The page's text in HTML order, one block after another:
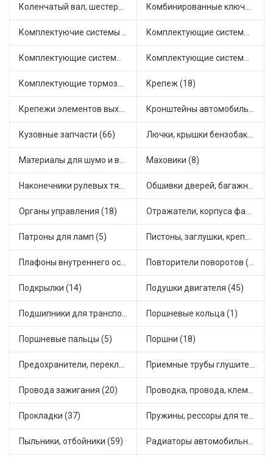
Коленчатый вал, шестерни коленчатого вала (3) Комбинированные ключи (1)
Комплектуючие системы стеклоочистителя (12) Комплектующие системы выпуска отработавших газов (25)
Комплектующие системы отопления (39) Комплектующие системы питания (27)
Комплектующие тормозной системы (16) Крепеж (18)
Крепежи элементов выхлопной системы (7) Кронштейны автомобильные (13)
Кузовные запчасти (66) Лючки, крышки бензобака (3)
Материалы для шумо и виброизоляции (1) Маховики (8)
Наконечники рулевых тяг (36) Обшивки дверей, багажника, потолков, накладки салона (6)
Органы управления (18) Отражатели, корпуса фар и фонарей (3)
Патроны для ламп (5) Пистоны, заглушки, крепежные элементы (9)
Плафоны внутреннего освещения (1) Повторители поворотов (14)
Подкрылки (14) Подушки двигателя (45)
Подшипники для транспорта (24) Поршневые кольца (1)
Поршневые пальцы (5) Поршни (18)
Предохранители, переключатели, кнопки автомобильные (68) Приемные трубы глушителя (8)
Провода зажигания (20) Проводка, провода, клеммы и разъемы (24)
Прокладки (37) Пружины, рессоры для техники (12)
Пыльники, отбойники (59) Радиаторы автомобильные (17)